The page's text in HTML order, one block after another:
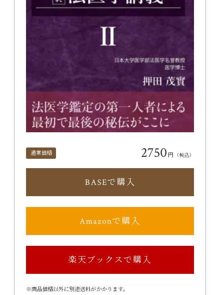
通常価格 2750 円 （税込）
BASEで購入
Amazonで購入
楽天ブックスで購入
※商品価格以外に別途送料がかかります。